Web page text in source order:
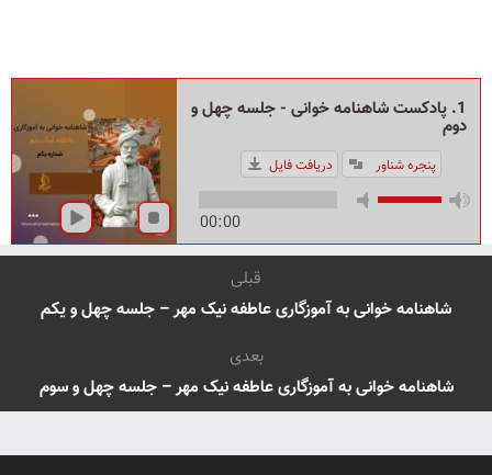
1. پادکست شاهنامه خوانی - جلسه چهل و
دوم
00:00
پنجره شناور دریافت فایل
قبلی
شاهنامه خوانی به آموزگاری عاطفه نیک مهر – جلسه چهل و یکم
بعدی
شاهنامه خوانی به آموزگاری عاطفه نیک مهر – جلسه چهل و سوم